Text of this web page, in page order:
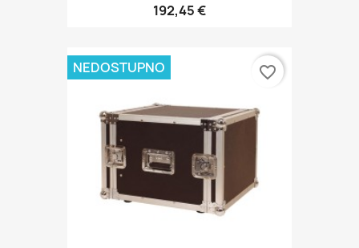
192,45 €
NEDOSTUPNO favorite_border